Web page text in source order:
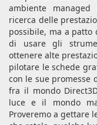
ambiente
ricerca delle
possibile, ma a patto
di usare gli
ottenere alte
pilotare le schede
con le sue promesse
fra il mondo
luce e il mondo
Proveremo a gettare